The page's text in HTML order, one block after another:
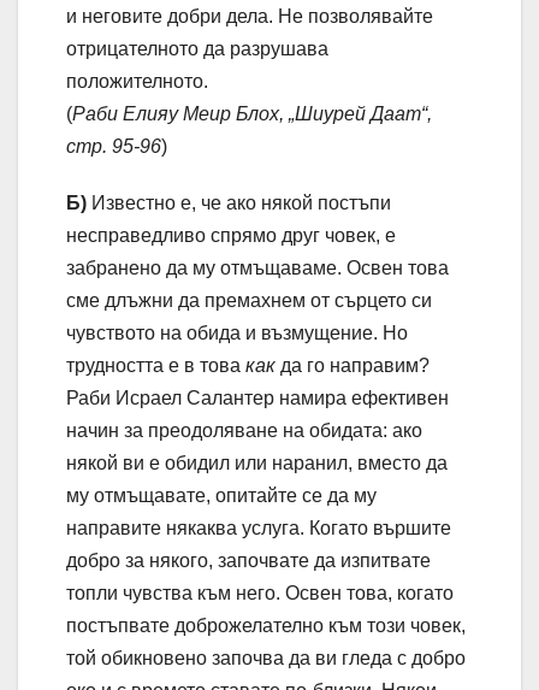
и неговите добри дела. Не позволявайте
отрицателното да разрушава
положителното.
(Раби Елияу Меир Блох, „Шиурей Даат“,
стр. 95-96)
Б) Известно е, че ако някой постъпи
несправедливо спрямо друг човек, е
забранено да му отмъщаваме. Освен това
сме длъжни да премахнем от сърцето си
чувството на обида и възмущение. Но
трудността е в това как да го направим?
Раби Исраел Салантер намира ефективен
начин за преодоляване на обидата: ако
някой ви е обидил или наранил, вместо да
му отмъщавате, опитайте се да му
направите някаква услуга. Когато вършите
добро за някого, започвате да изпитвате
топли чувства към него. Освен това, когато
постъпвате доброжелателно към този човек,
той обикновено започва да ви гледа с добро